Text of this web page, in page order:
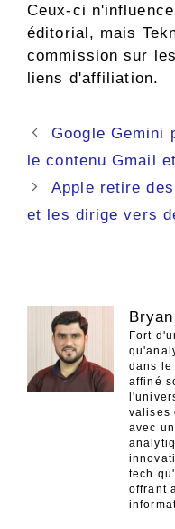
Ceux-ci
éditorial, mais
commission sur
liens d'affiliation.
Navigation
des
Google Gemini
le contenu Gmail
Apple retire
et les dirige vers
Bryan
Fort
dans le
affiné
valises
avec
tech
offrant